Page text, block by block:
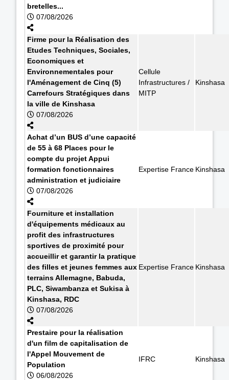
bretelles...
07/08/2026
Firme pour la Réalisation des
Etudes Techniques, Sociales,
Economiques et
Environnementales pour
l'Aménagement de Cinq (5)
Carrefours Stratégiques dans
la ville de Kinshasa
07/08/2026
Cellule
Infrastructures /
MITP
Kinshasa
Achat d’un BUS d’une capacité
de 55 à 68 Places pour le
compte du projet Appui
formation fonctionnaires
administration et judiciaire
07/08/2026
Expertise France Kinshasa
Fourniture et installation
d'équipements médicaux au
profit des infrastructures
sportives de proximité pour
accueillir et garantir la pratique
des filles et jeunes femmes aux
terrains Allemagne, Babuda,
PLC, Siwambanza et Sukisa à
Kinshasa, RDC
07/08/2026
Expertise France Kinshasa
Prestaire pour la réalisation
d'un film de capitalisation de
l'Appel Mouvement de
Population
06/08/2026
IFRC Kinshasa